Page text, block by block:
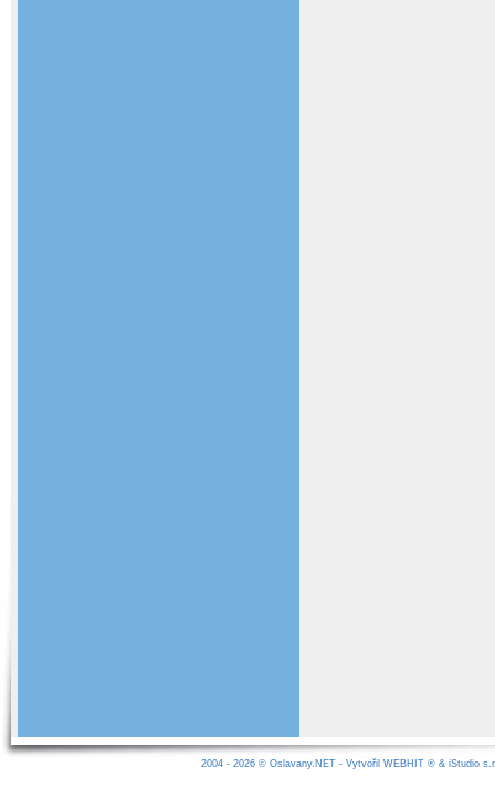
2004 - 2026 © Oslavany.NET - Vytvořil WEBHIT ® & iStudio